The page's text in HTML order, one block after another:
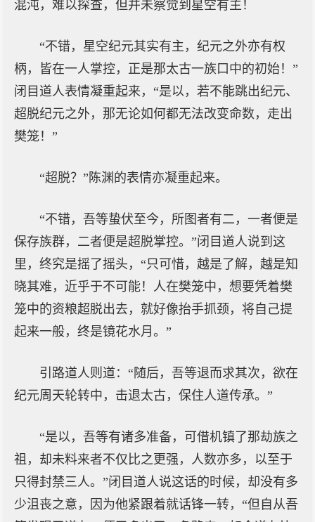
混沌，难以探查，但并未察觉到星空有主！
“不错，星空纪元其实有主，纪元之外亦有权
柄，皆在一人掌控，正是那太古一族口中的初始！”
闭目道人表情凝重起来，“是以，若不能跳出纪元、
超脱纪元之外，那无论如何都无法改变命数，走出
樊笼！”
“超脱？”陈渊的表情亦凝重起来。
“不错，吾等蛰伏至今，所图者有二，一者便是
保存族群，二者便是超脱掌控。”闭目道人说到这
里，终究是摇了摇头，“只可惜，越是了解，越是知
晓其难，近乎于不可能！人在樊笼中，想要凭着樊
笼中的资粮超脱出去，就好像抬手抓颈，将自己提
起来一般，终是镜花水月。”
引路道人则道：“随后，吾等退而求其次，欲在
纪元周天轮转中，击退太古，保住人道传承。”
“是以，吾等有诸多准备，可借机镇了那劫族之
祖，却未料来者不仅比之更强，人数亦多，以至于
只得封禁三人。”闭目道人说这话的时候，却没有多
少沮丧之意，因为他紧跟着就话锋一转，“但自从吾